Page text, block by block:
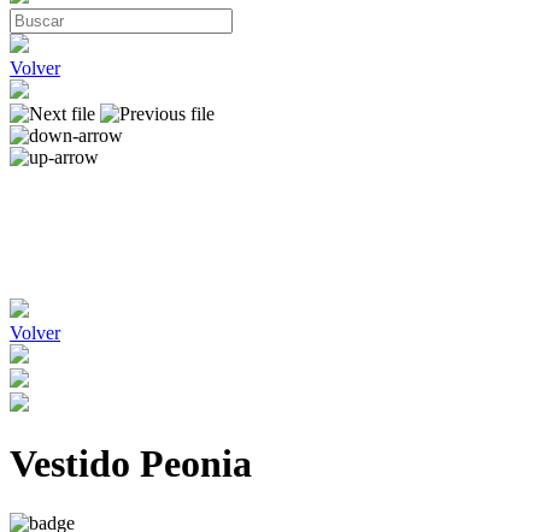
Volver
Volver
Vestido Peonia